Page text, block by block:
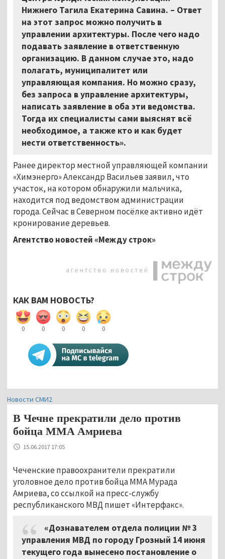
Нижнего Тагила Екатерина Савина. – Ответ
на этот запрос можно получить в
управлении архитектуры. После чего надо
подавать заявление в ответственную
организацию. В данном случае это, надо
полагать, муниципалитет или
управляющая компания. Но можно сразу,
без запроса в управление архитектуры,
написать заявление в оба эти ведомства.
Тогда их специалисты сами выяснят всё
необходимое, а также кто и как будет
нести ответственность».
Ранее директор местной управляющей компании
«Химэнерго» Александр Васильев заявил, что
участок, на котором обнаружили мальчика,
находится под ведомством администрации
города. Сейчас в Северном посёлке активно идёт
кронирование деревьев.
Агентство новостей «Между строк»
КАК ВАМ НОВОСТЬ?
0 0 0 0 0
Новости СМИ2
В Чечне прекратили дело против
бойца MMA Амриева
15.06.2017 17:05
Чеченские правоохранители прекратили
уголовное дело против бойца ММА Мурада
Амриева, со ссылкой на пресс-службу
республиканского МВД пишет «Интерфакс».
«Дознавателем отдела полиции № 3
управления МВД по городу Грозный 14 июня
текущего года вынесено постановление о